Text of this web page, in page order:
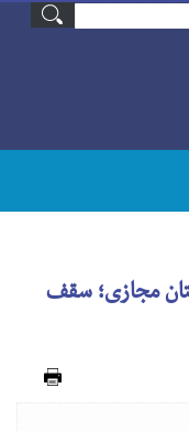
مجازی؛ سقف